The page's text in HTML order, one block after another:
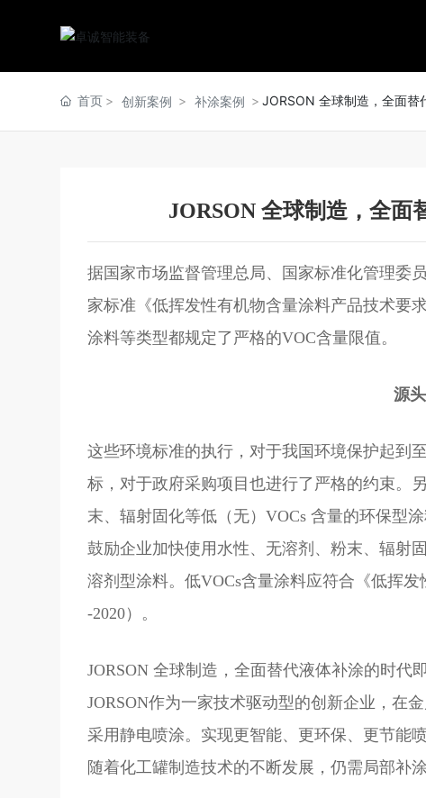
首页 创新案例 补涂案例 JORSON 全球制造，全面替
JORSON 全球制造，全面
据国家市场监督管理总局、国家标准化管理委
家标准《低挥发性有机物含量涂料产品技术要
涂料等类型都规定了严格的VOC含量限值。
源
这些环境标准的执行，对于我国环境保护起到
标，对于政府采购项目也进行了严格的约束。
末、辐射固化等低（无）VOCs 含量的环保型
鼓励企业加快使用水性、无溶剂、粉末、辐射
溶剂型涂料。低VOCs含量涂料应符合《低挥
-2020）。
JORSON 全球制造，全面替代液体补涂的时代
JORSON作为一家技术驱动型的创新企业，在
采用静电喷涂。实现更智能、更环保、更节能
随着化工罐制造技术的不断发展，仍需局部补